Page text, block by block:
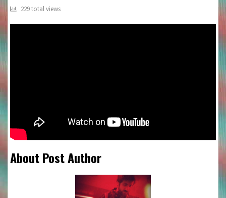
229 total views
About Post Author